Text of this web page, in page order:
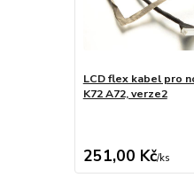
LCD flex kabel pro
K72 A72, verze2
251,00 Kč/ks